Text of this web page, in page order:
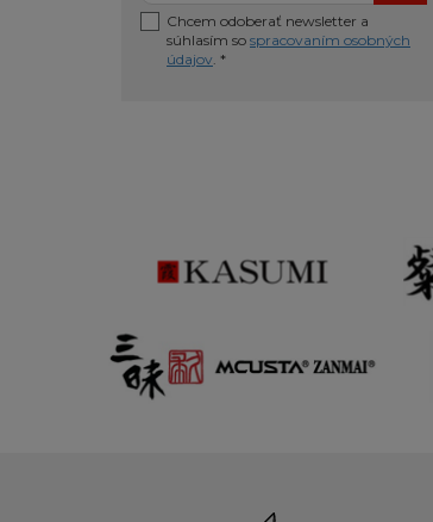
Chcem odoberať newsletter a
súhlasím so spracovaním osobných
údajov. *